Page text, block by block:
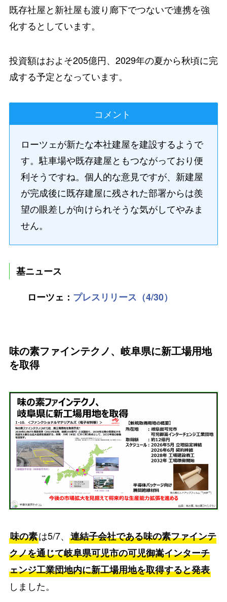
既存社屋と新社屋も渡り廊下でつないで連携を強
化するとしています。
投資額はおよそ205億円、2029年の夏から秋頃に完
成する予定となっています。
コメント
ローツェが新たな本社建屋を建設するようで
す。駐車場や既存建屋ともつながっており便
利そうですね。個人的な意見ですが、新建屋
が完成後に既存建屋に残された部署からは羨
望の眼差しが向けられそうな気がしてやみま
せん。
基ニュース
ローツェ： プレスリリース（4/30）
味の素ファインテクノ、岐阜県に新工場用地
を取得
味の素は5/7、 連結子会社である味の素ファインテ
クノを通じて岐阜県可児市の可児御嵩インターチ
ェンジ工業団地内に新工場用地を取得すると発表
しました。